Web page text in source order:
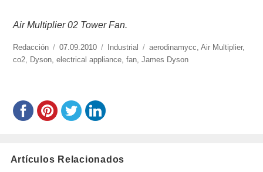
Air Multiplier 02 Tower Fan.
https://www.experimenta.es/author/redaccion/
Redacción
Publicado
el
07.09.2010 Categorías
Industrial Etiquetas
aerodinamycc ,Air Multiplier,
co2 Dyson ,electrical appliance ,fan ,James Dyson
Artículos Relacionados